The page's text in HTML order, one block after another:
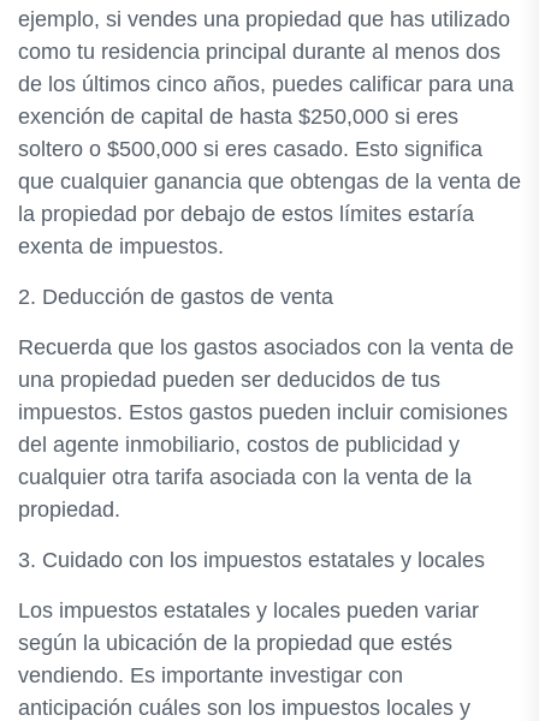
ejemplo, si vendes una propiedad que has utilizado
como tu residencia principal durante al menos dos
de los últimos cinco años, puedes calificar para una
exención de capital de hasta $250,000 si eres
soltero o $500,000 si eres casado. Esto significa
que cualquier ganancia que obtengas de la venta de
la propiedad por debajo de estos límites estaría
exenta de impuestos.
2. Deducción de gastos de venta
Recuerda que los gastos asociados con la venta de
una propiedad pueden ser deducidos de tus
impuestos. Estos gastos pueden incluir comisiones
del agente inmobiliario, costos de publicidad y
cualquier otra tarifa asociada con la venta de la
propiedad.
3. Cuidado con los impuestos estatales y locales
Los impuestos estatales y locales pueden variar
según la ubicación de la propiedad que estés
vendiendo. Es importante investigar con
anticipación cuáles son los impuestos locales y